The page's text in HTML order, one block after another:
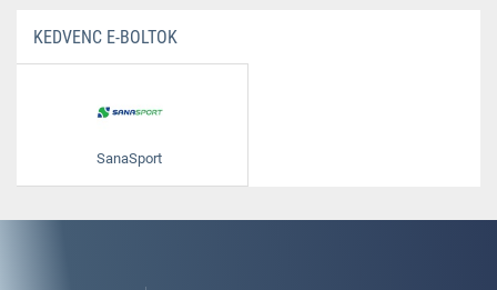
KEDVENC E-BOLTOK
SanaSport